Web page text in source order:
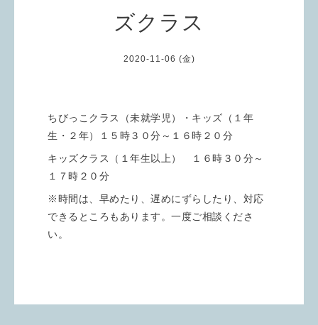
ズクラス
2020-11-06 (金)
ちびっこクラス（未就学児）・キッズ（１年
生・２年）１５時３０分～１６時２０分
キッズクラス（１年生以上） １６時３０分～
１７時２０分
※時間は、早めたり、遅めにずらしたり、対応
できるところもあります。一度ご相談くださ
い。